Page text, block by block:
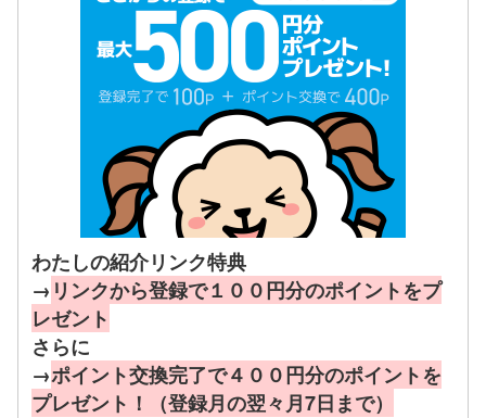
わたしの紹介リンク特典
→ リンクから登録で１００円分のポイントをプ
レゼント
さらに
→ポイント交換完了で４００円分のポイントを
プレゼント！（登録月の翌々月7日まで）